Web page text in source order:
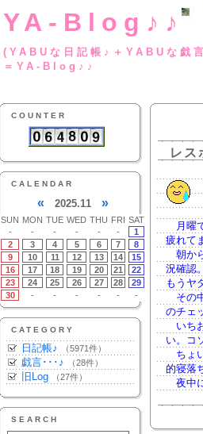
YA-Blog♪♪
(YABUな日記帳
＝YA-Blog♪♪
COUNTER
CALENDAR
« 2025.11 »
SUN MON TUE WED THU FRI SAT
-
- - - - -
1
2
3 4 5 6 7
8
9
10 11 12 13 14
15
16
17 18 19 20 21
22
23
24 25 26 27 28
29
30
- - - - - -
CATEGORY
日記帳♪ （5971件）
戯言･･･♪ （28件）
旧Log （27件）
SEARCH
レス
月曜
疲れて
朝か
況確認
もうヤ
その
のチェ
いち
い。コ
ちょ
的寝落
夜中